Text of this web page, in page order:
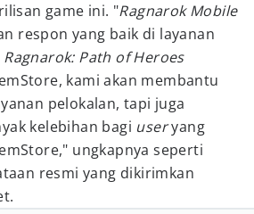
game ini. "Ragnarok Mobile
respon yang baik di layanan
Ragnarok: Path of Heroes
kami akan membantu
pelokalan, tapi juga
kelebihan bagi useryang
ungkapnya seperti
resmi yang dikirimkan